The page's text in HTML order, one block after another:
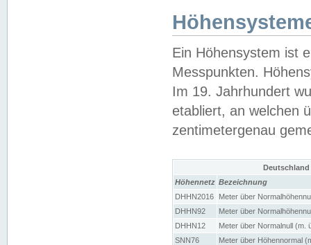
Ein Höhensystem ist
Messpunkten.
Im 19. Jahrhundert
etabliert, an welchen
zentimetergenau
Höhennetz Bezeichnung
DHHN2016
Meter über
DHHN92
Meter über
DHHN12
Meter über Normalnull (m.
SNN76
Meter über Höhennormal